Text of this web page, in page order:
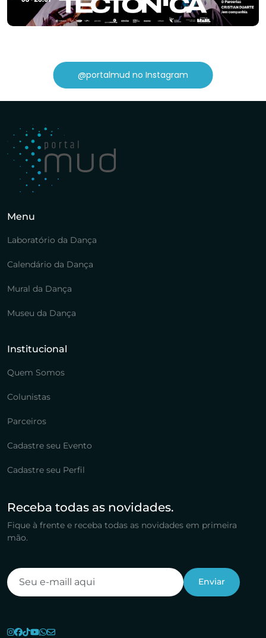
@portalmud no Instagram
Menu
Laboratório da Dança
Calendário da Dança
Mural da Dança
Museu da Dança
Institucional
Quem Somos
Colunistas
Parceiros
Cadastre seu Evento
Cadastre seu Perfil
Receba todas as novidades.
Fique à frente e receba todas as novidades em primeira
mão.